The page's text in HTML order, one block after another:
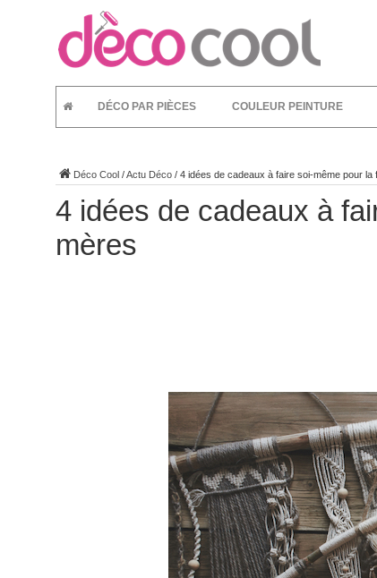
DÉCO PAR PIÈCES COULEUR PEINTURE
Déco Cool /Actu Déco / 4 idées de cadeaux à faire soi-même pour la
4 idées de cadeaux à
mères